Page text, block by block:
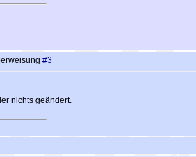
#3
nichts geändert.